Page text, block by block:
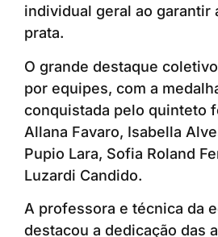
individual geral ao garantir
prata.
O grande destaque
por equipes, com a
conquistada pelo quinteto
Allana Favaro, Isabella
Pupio Lara, Sofia Roland
Luzardi Candido.
A professora e técnica da
destacou a dedicação das